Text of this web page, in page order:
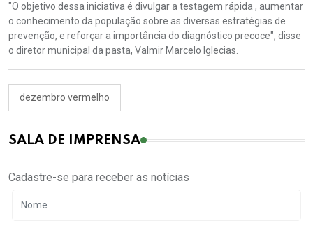
"O objetivo dessa iniciativa é divulgar a testagem rápida , aumentar
o conhecimento da população sobre as diversas estratégias de
prevenção, e reforçar a importância do diagnóstico precoce", disse
o diretor municipal da pasta, Valmir Marcelo Iglecias.
dezembro vermelho
SALA DE IMPRENSA
Cadastre-se para receber as notícias